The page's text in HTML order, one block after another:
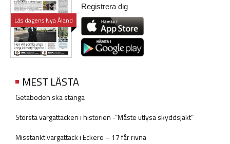
Läs dagens Nya Åland
Registrera dig
MEST LÄSTA
Getaboden ska stänga
Största vargattacken i historien -”Måste utlysa skyddsjakt”
Misstänkt vargattack i Eckerö – 17 får rivna